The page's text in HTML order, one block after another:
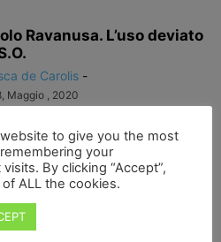
Ravanusa. L’uso deviato
de Carolis -
Maggio , 2020
madri…
de Carolis -
Maggio , 2020
to give you the most
your
By clicking “Accept”,
ALL the cookies.